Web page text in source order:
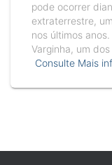
pode ocorrer
extraterrestre,
nos últimos
Varginha, um
Consulte Mais